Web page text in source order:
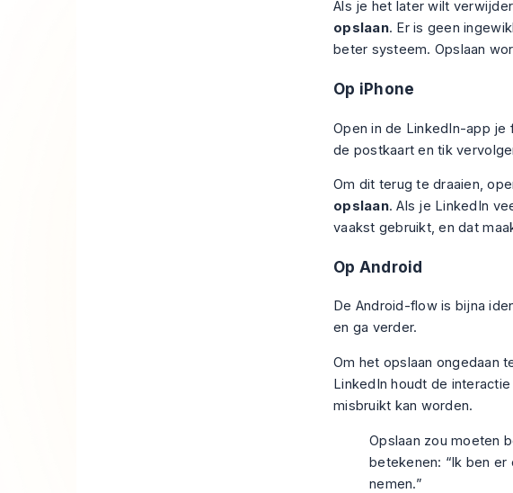
Als je het later wilt
opslaan. Er is geen
beter systeem. Opslaan
Op iPhone
Open in de LinkedIn-app
de postkaart en tik
Om dit terug te draaien,
opslaan. Als je LinkedIn
vaakst gebruikt, en dat
Op Android
De Android-flow is bijna
en ga verder.
Om het opslaan ongedaan
LinkedIn houdt de
misbruikt kan worden.
Opslaan zou moeten
betekenen: “Ik ben
nemen.”